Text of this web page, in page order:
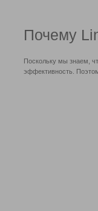
Почему
Поскольку мы знаем,
эффективность.